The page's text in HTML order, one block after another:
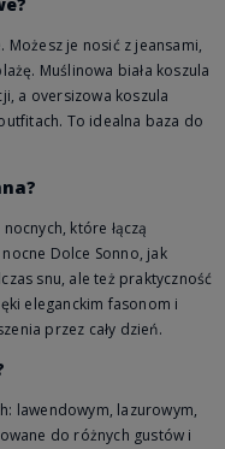
Możesz je nosić z jeansami,
Muślinowa biała koszula
a oversizowa koszula
To idealna baza do
które łączą
Dolce Sonno, jak
snu, ale też praktyczność
eleganckim fasonom i
przez cały dzień.
lawendowym, lazurowym,
do różnych gustów i